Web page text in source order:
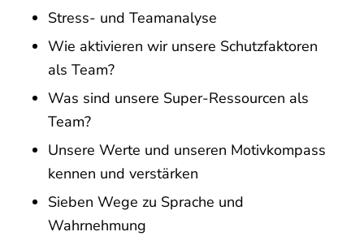
Stress- und Teamanalyse
Wie aktivieren wir unsere Schutzfaktoren
als Team?
Was sind unsere Super-Ressourcen als
Team?
Unsere Werte und unseren Motivkompass
kennen und verstärken
Sieben Wege zu Sprache und
Wahrnehmung